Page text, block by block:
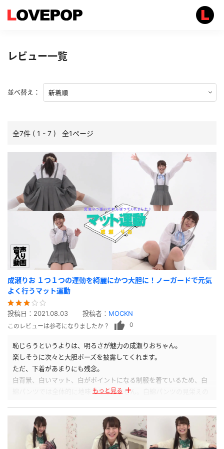
レビュー一覧
並べ替え：
全7件 ( 1 - 7 ) 全1ページ
成瀬りお １つ１つの運動を綺麗にかつ大胆に！ノーガードで元気
よく行うマット運動
投稿日： 2021.08.03 投稿者： MOCKN
このレビューは参考になりましたか？ 0
恥じらうというよりは、明るさが魅力の成瀬りおちゃん。
楽しそうに次々と大胆ポーズを披露してくれます。
ただ、下着があまりにも残念。
白背景、白いマット、白がポイントになる制服を着ているため、白
綿パンツでは全体的に地味でそそりません。白綿パンツの見栄えの
モデルさんが素晴らしいだけに魅力が半減しています。
もっと見る